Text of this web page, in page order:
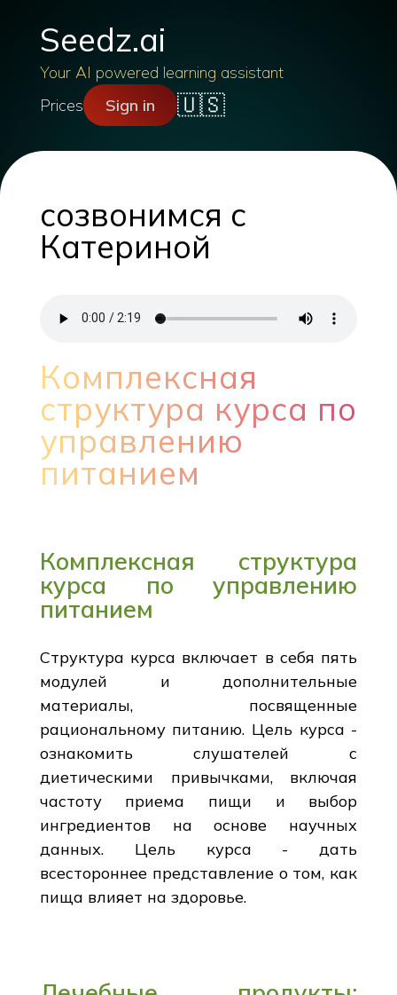
Seedz.ai
Your AI powered learning assistant
Prices
Sign in 🇺🇸
созвонимся с
Катериной
Комплексная
структура курса по
управлению
питанием
Комплексная структура
курса по управлению
питанием
Структура курса включает в себя пять
модулей и дополнительные
материалы, посвященные
рациональному питанию. Цель курса -
ознакомить слушателей с
диетическими привычками, включая
частоту приема пищи и выбор
ингредиентов на основе научных
данных. Цель курса - дать
всестороннее представление о том, как
пища влияет на здоровье.